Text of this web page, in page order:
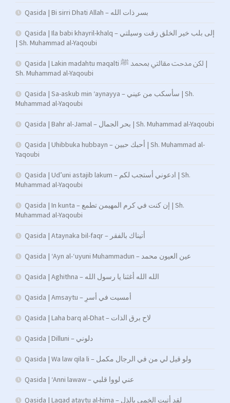
Qasida | Bi sirri Dhati Allah – بسر ذات الله
Qasida | Ila babi khayril-khalq – إلى بلب خير الخلق زقت وسيلتي
| Sh. Muhammad al-Yaqoubi
Qasida | Lakin madahtu maqalti لكن مدحت مقالتي بمحمد ﷺ |
Sh. Muhammad al-Yaqoubi
Qasida | Sa-askub min ‘aynayya – سأسكب من عيني | Sh.
Muhammad al-Yaqoubi
Qasida | Bahr al-Jamal – بحر الجمال | Sh. Muhammad al-Yaqoubi
Qasida | Uhibbuka hubbayn – أحبك حبين | Sh. Muhammad al-
Yaqoubi
Qasida | Ud’uni astajib lakum – ادعوني أستجب لكم | Sh.
Muhammad al-Yaqoubi
Qasida | In kunta – إن كنت في كرم المهيمن تطمع | Sh.
Muhammad al-Yaqoubi
Qasida | Ataynaka bil-faqr – أتيناك بالفقر
Qasida | ‘Ayn al-‘uyuni Muhammadun – عين العيون محمد
Qasida | Aghithna – الله الله أغثنا يا رسول الله
Qasida | Amsaytu – أمسیت في أسرِ
Qasida | Laha barq al-Dhat – لاح برق الذات
Qasida | Dilluni – دلوني
Qasida | Wa law qila li – ولو قيل لي من في الرجال مكمل
Qasida | ‘Anni lawaw – عني لووا قلبي
Qasida | Laqad ataytu al-hima – لقد أتيت الخمى بالذل